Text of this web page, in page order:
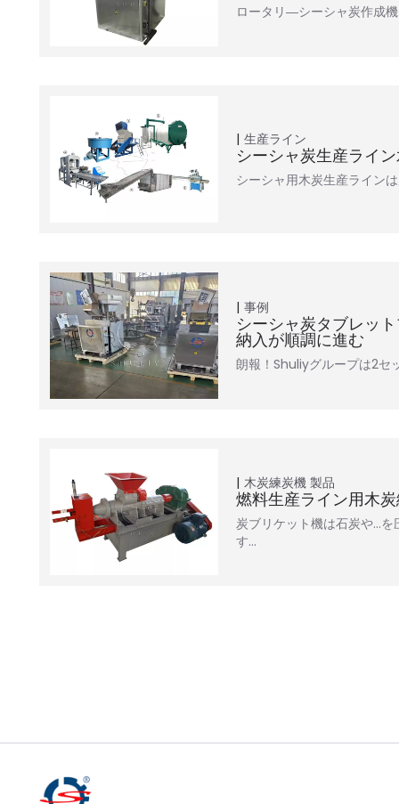
ロータリ―シーシャ炭作成
生産ライン
シーシャ炭生産ライ
シーシャ用木炭生産ライン
事例
シーシャ炭タブレッ
納入が順調に進む
朗報！Shuliyグループは2セ
木炭練炭機 製品
燃料生産ライン用木
炭ブリケット機は石炭や…を
す…